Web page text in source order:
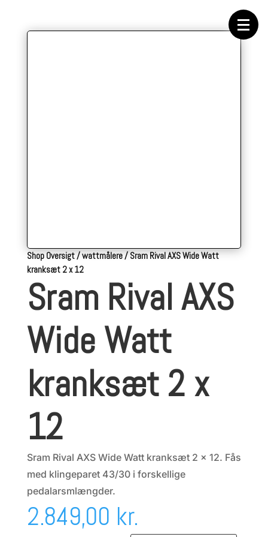
Shop Oversigt/wattmålere/Sram Rival AXS Wide Watt
kranksæt 2 x 12
Sram Rival AXS
Wide Watt
kranksæt 2 x
12
Sram Rival AXS Wide Watt kranksæt 2 x 12. Fås
med klingeparet 43/30 i forskellige
pedalarsmlængder.
2.849,00 kr.